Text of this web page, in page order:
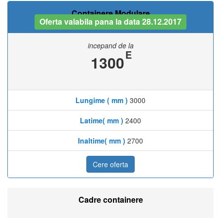
Containere Modulare
Oferta valabila pana la data 28.12.2017
incepand de la
1300E
Lungime ( mm ) 3000
Latime( mm ) 2400
Inaltime( mm ) 2700
Cere oferta
Cadre containere